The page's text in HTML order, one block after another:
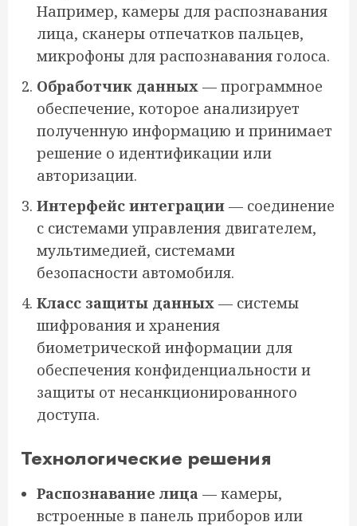
Например, камеры для распознавания
лица, сканеры отпечатков пальцев,
микрофоны для распознавания голоса.
Обработчик данных — программное
обеспечение, которое анализирует
полученную информацию и принимает
решение о идентификации или
авторизации.
Интерфейс интеграции — соединение
с системами управления двигателем,
мультимедией, системами
безопасности автомобиля.
Класс защиты данных — системы
шифрования и хранения
биометрической информации для
обеспечения конфиденциальности и
защиты от несанкционированного
доступа.
Технологические решения
Распознавание лица — камеры,
встроенные в панель приборов или